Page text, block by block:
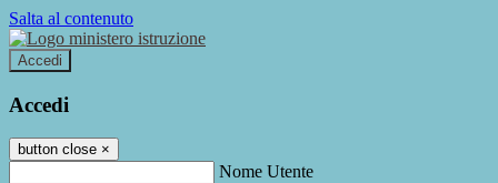
Salta al contenuto
Accedi
Accedi
button close ×
Nome Utente